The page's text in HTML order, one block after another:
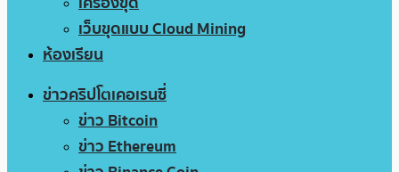
เว็บขุดแบบ Cloud Mining
ห้องเรียน
ข่าวคริปโตเคอเรนซี่
ข่าว Bitcoin
ข่าว Ethereum